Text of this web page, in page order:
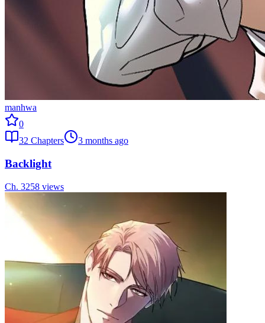
manhwa
0
32 Chapters 3 months ago
Backlight
Ch. 3258 views